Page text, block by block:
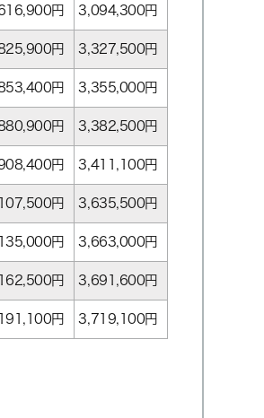
円 3,094,300円
円 3,327,500円
円 3,355,000円
円 3,382,500円
円 3,411,100円
円 3,635,500円
円 3,663,000円
円 3,691,600円
円 3,719,100円